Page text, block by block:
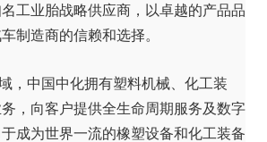
工业胎战略供应商，以卓越的产品品
制造商的信赖和选择。
，中国中化拥有塑料机械、化工装
，向客户提供全生命周期服务及数字
成为世界一流的橡塑设备和化工装备